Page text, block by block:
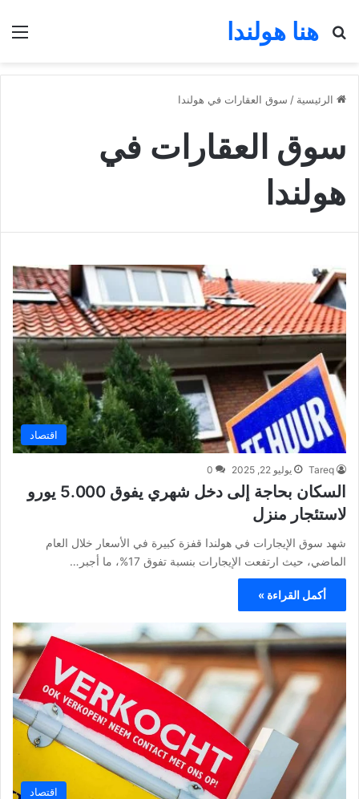
هنا هولندا
بحث عن
الرئيسية / سوق العقارات في هولندا
سوق العقارات في
هولندا
اقتصاد
Tareq يوليو 22, 2025 0
السكان بحاجة إلى دخل شهري يفوق 5.000 يورو
لاستئجار منزل
شهد سوق الإيجارات في هولندا قفزة كبيرة في الأسعار خلال العام
الماضي، حيث ارتفعت الإيجارات بنسبة تفوق 17%، ما أجبر…
أكمل القراءة »
اقتصاد